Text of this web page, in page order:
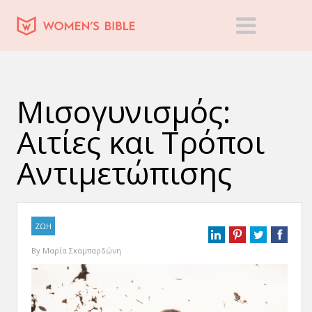
Μισογυνισμός:
Αιτίες και Τρόποι
Αντιμετώπισης
ΖΩΗ
By Μαρία Σκαμπαρδώνη